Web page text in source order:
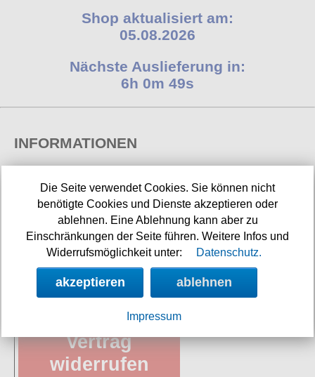
Shop aktualisiert am:
05.08.2026
Nächste Auslieferung in:
6h 0m 48s
INFORMATIONEN
Widerrufsbelehrung
Impressum/Kontakt
Versandkosten
Datenschutz
Vertrag
widerrufen
Die Seite verwendet Cookies. Sie können nicht
benötigte Cookies und Dienste akzeptieren oder
ablehnen. Eine Ablehnung kann aber zu
Einschränkungen der Seite führen. Weitere Infos und
Widerrufsmöglichkeit unter:
Datenschutz.
akzeptieren ablehnen
Impressum